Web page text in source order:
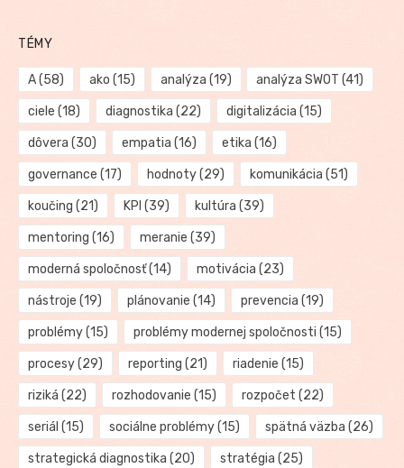
TÉMY
A(58) ako (15) analýza (19) analýza SWOT (41)
ciele (18) diagnostika (22) digitalizácia (15)
dôvera (30) empatia (16) etika (16)
governance (17) hodnoty(29) komunikácia (51)
koučing (21) KPI (39) kultúra (39)
mentoring (16) meranie (39)
moderná spoločnosť(14) motivácia (23)
nástroje (19) plánovanie (14) prevencia (19)
problémy(15) problémy modernej spoločnosti (15)
procesy(29) reporting (21) riadenie (15)
riziká (22) rozhodovanie (15) rozpočet (22)
seriál (15) sociálne problémy(15) spätná väzba (26)
strategická diagnostika (20) stratégia (25)